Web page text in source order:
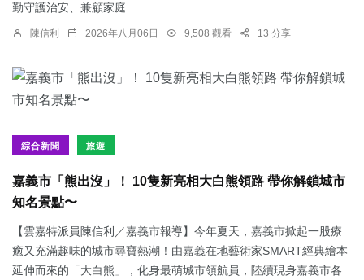
勤守護治安、兼顧家庭...
陳信利 2026年八月06日 9,508 觀看 13 分享
綜合新聞 旅遊
嘉義市「熊出沒」！ 10隻新亮相大白熊領路 帶你解鎖城市
知名景點〜
【雲嘉特派員陳信利／嘉義市報導】今年夏天，嘉義市掀起一股療
癒又充滿趣味的城市尋寶熱潮！由嘉義在地藝術家SMART經典繪本
延伸而來的「大白熊」，化身最萌城市領航員，陸續現身嘉義市各